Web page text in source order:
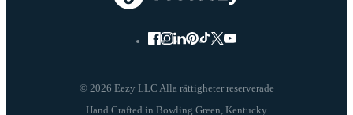
© 2026 Eezy LLC Alla rättigheter reserverade